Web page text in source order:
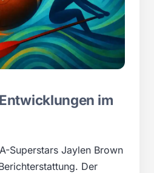
im
Superstars Jaylen Brown
Der